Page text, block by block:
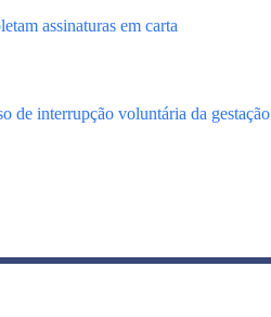
assinaturas em carta
de interrupção voluntária da gestação